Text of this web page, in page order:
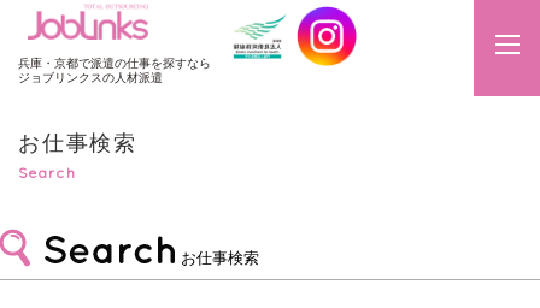
JobLinks
兵庫・京都で派遣の仕事を探すなら
ジョブリンクスの人材派遣
お仕事検索
Search
お仕事検索